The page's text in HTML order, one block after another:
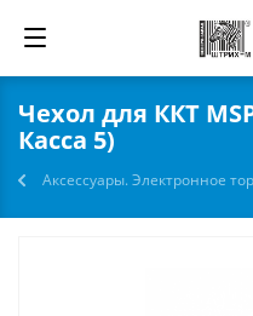
Чехол для ККТ
Касса 5)
Аксессуары. Электронное